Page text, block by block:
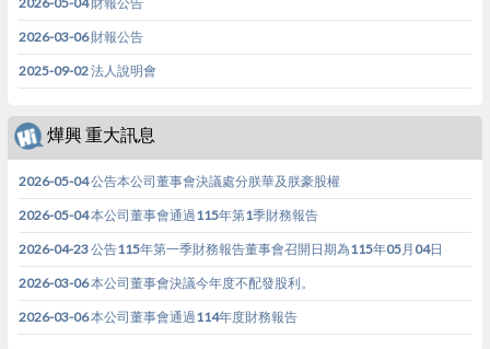
2026-03-06 財報公告
2025-09-02 法人說明會
燁興 重大訊息
2026-05-04 公告本公司董事會決議處分朕華及朕豪股權
2026-05-04 本公司董事會通過115年第1季財務報告
2026-04-23 公告115年第一季財務報告董事會召開日期為115年05月04日
2026-03-06 本公司董事會決議今年度不配發股利。
2026-03-06 本公司董事會通過114年度財務報告